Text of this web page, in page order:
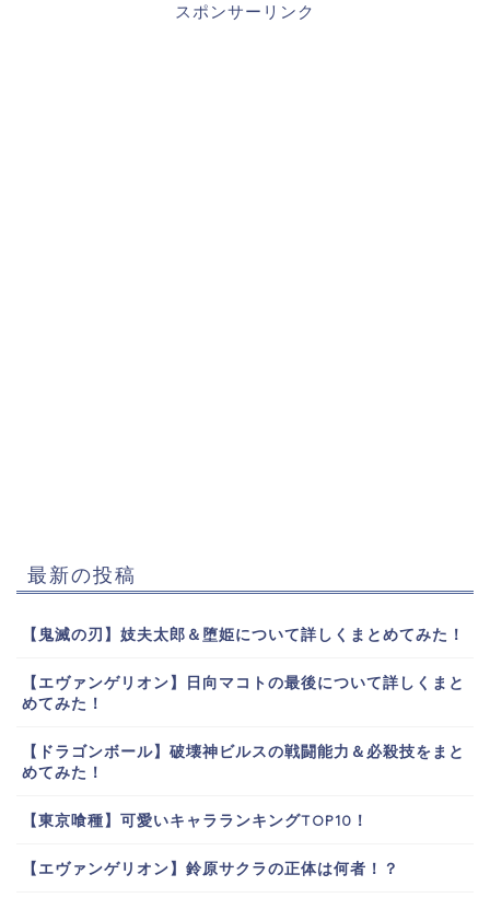
スポンサーリンク
最新の投稿
【鬼滅の刃】妓夫太郎＆堕姫について詳しくまとめてみた！
【エヴァンゲリオン】日向マコトの最後について詳しくまと
めてみた！
【ドラゴンボール】破壊神ビルスの戦闘能力＆必殺技をまと
めてみた！
【東京喰種】可愛いキャラランキングTOP10！
【エヴァンゲリオン】鈴原サクラの正体は何者！？